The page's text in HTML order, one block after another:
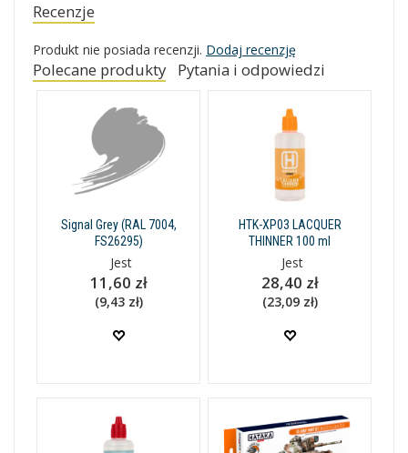
Recenzje
Produkt nie posiada recenzji. Dodaj recenzję
Polecane produkty Pytania i odpowiedzi
Signal Grey (RAL 7004,
FS26295)
Jest
11,60 zł
(9,43 zł)
HTK-XP03 LACQUER
THINNER 100 ml
Jest
28,40 zł
(23,09 zł)